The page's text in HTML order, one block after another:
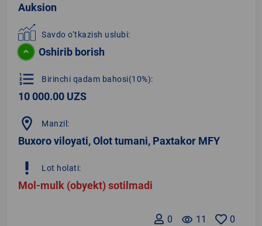
Auksion
Savdo o‘tkazish uslubi:
Oshirib borish
format_list_numbered Birinchi qadam bahosi(10%):
10 000.00 UZS
location_on Manzil:
Buxoro viloyati, Olot tumani, Paxtakor MFY
priority_high Lot holati:
Mol-mulk (obyekt) sotilmadi
0
remove_red_eye 11
0